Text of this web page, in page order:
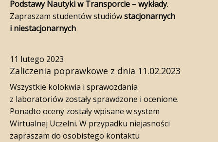
Podstawy Nautyki w Transporcie – wykłady.
Zapraszam studentów studiówstacjonarnych
i niestacjonarnych
11 lutego 2023
Zaliczenia poprawkowe z dnia 11.02.2023
Wszystkie kolokwia i sprawozdania
z laboratoriów zostały sprawdzone i ocenione.
Ponadto oceny zostały wpisane w system
Wirtualnej Uczelni. W przypadku niejasności
zapraszam do osobistego kontaktu